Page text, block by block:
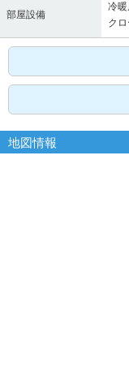
部屋設備
冷暖
ク
地図情報